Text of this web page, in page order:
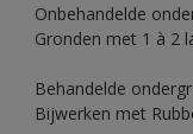
Onbehandelde
Gronden met 1 à 2
Behandelde
Bijwerken met